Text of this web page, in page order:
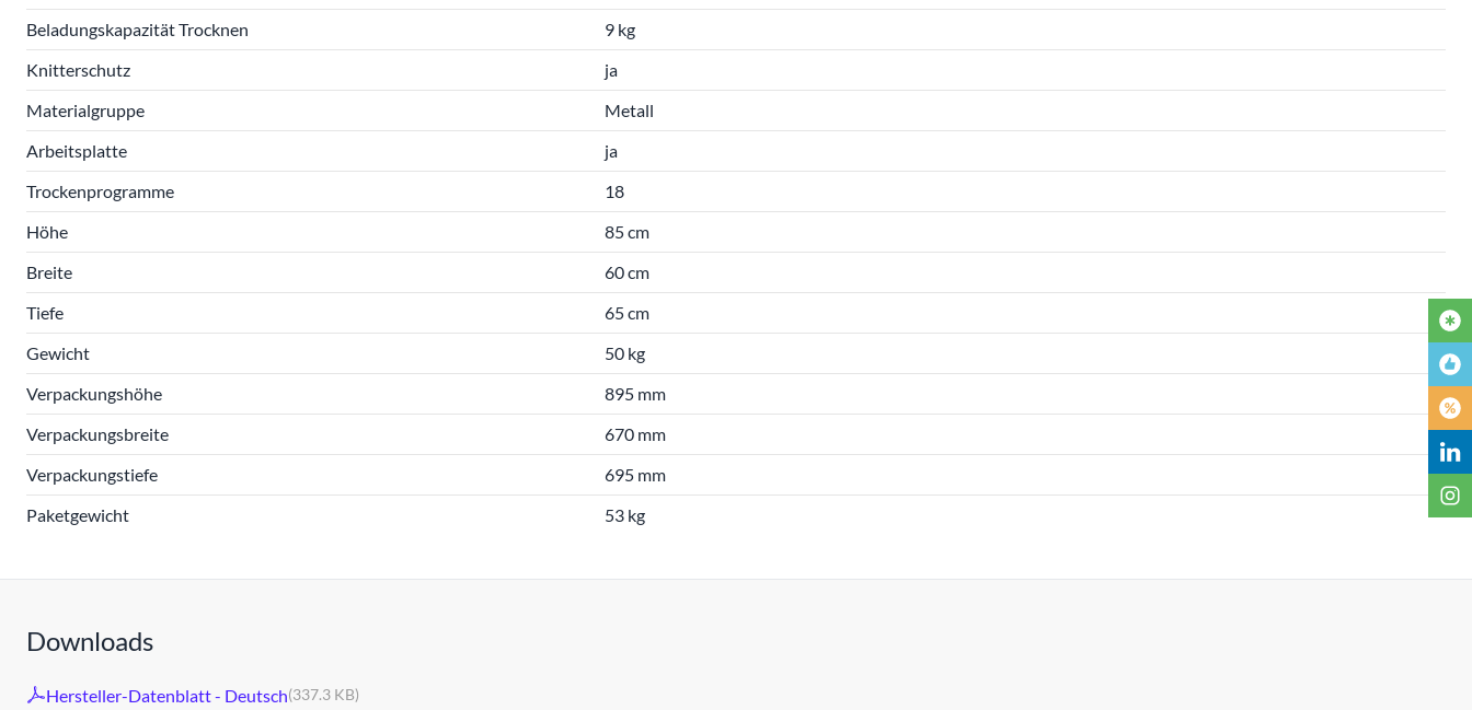
Beladungskapazität Trocknen
9 kg
Knitterschutz
ja
Materialgruppe
Metall
Arbeitsplatte
ja
Trockenprogramme
18
Höhe
85 cm
Breite
60 cm
Tiefe
65 cm
Gewicht
50 kg
Verpackungshöhe
895 mm
Verpackungsbreite
670 mm
Verpackungstiefe
695 mm
Paketgewicht
53 kg
Downloads
Hersteller-Datenblatt - Deutsch(337.3 KB)